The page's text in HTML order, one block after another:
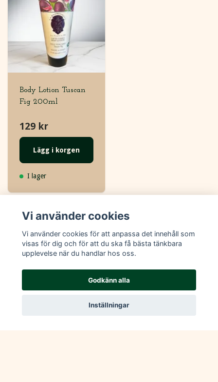
Body Lotion Tuscan
Fig 200ml
129 kr
Lägg i korgen
I lager
Vi använder cookies
Vi använder cookies för att anpassa det innehåll som
visas för dig och för att du ska få bästa tänkbara
upplevelse när du handlar hos oss.
Godkänn alla
Inställningar